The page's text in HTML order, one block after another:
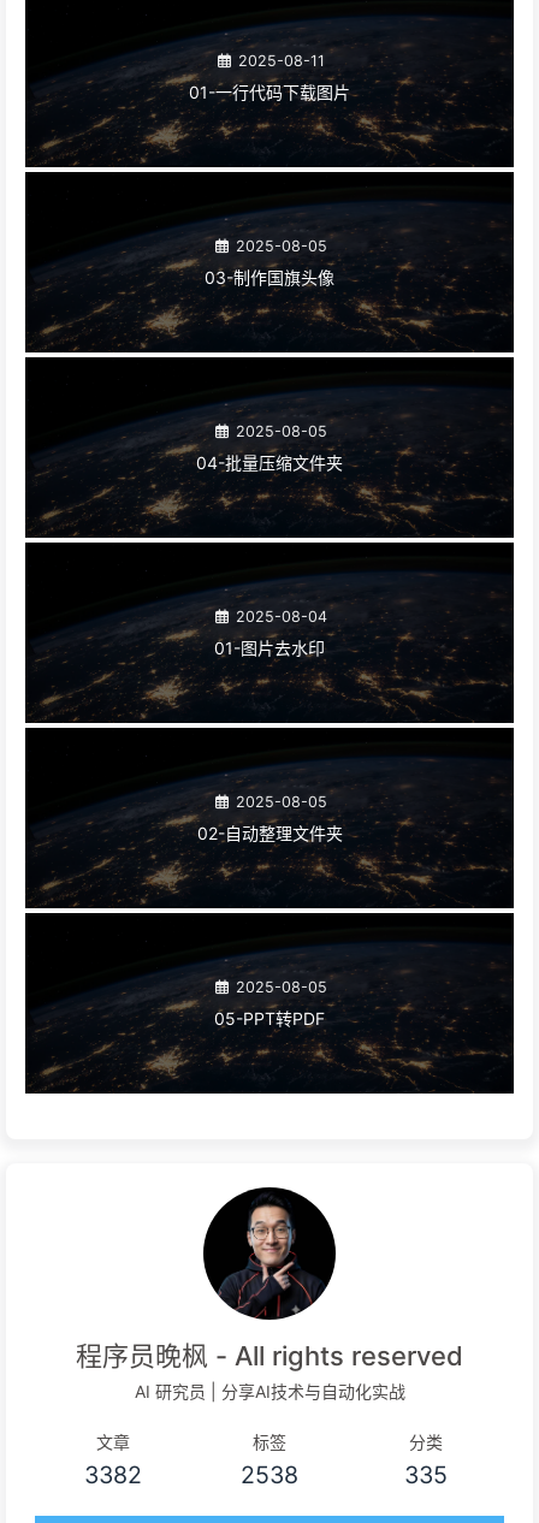
2025-08-11
01-一行代码下载图片
2025-08-05
03-制作国旗头像
2025-08-05
04-批量压缩文件夹
2025-08-04
01-图片去水印
2025-08-05
02-自动整理文件夹
2025-08-05
05-PPT转PDF
程序员晚枫 - All rights reserved
AI 研究员 | 分享AI技术与自动化实战
文章
3382
标签
2538
分类
335